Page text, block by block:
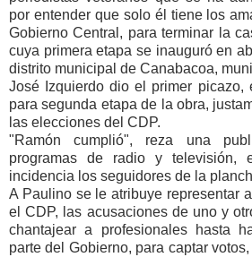
por entender que solo él tiene los
Gobierno Central, para terminar la
cuya primera etapa se inauguró en
distrito municipal de Canabacoa,
José Izquierdo dio el primer picazo,
para segunda etapa de la obra,
las elecciones del CDP.
"Ramón cumplió", reza una
programas de radio y televisión,
incidencia los seguidores de la
A Paulino se le atribuye representar
el CDP, las acusaciones de uno y
chantajear a profesionales hasta
parte del Gobierno, para captar